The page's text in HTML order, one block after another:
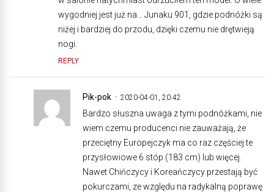
wygodniej jest już na… Junaku 901, gdzie podnóżki są
niżej i bardziej do przodu, dzięki czemu nie drętwieją
nogi.
REPLY
Pik-pok 2020-04-01, 20:42
Bardzo słuszna uwaga z tymi podnóżkami, nie
wiem czemu producenci nie zauważają, że
przeciętny Europejczyk ma co raz częściej te
przysłowiowe 6 stóp (183 cm) lub więcej.
Nawet Chińczycy i Koreańczycy przestają być
pokurczami, ze względu na radykalną poprawę